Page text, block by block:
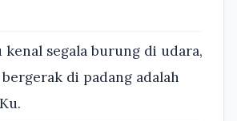
kenal segala burung di udara,
di padang adalah